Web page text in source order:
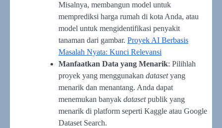
Misalnya, membangun model untuk
memprediksi harga rumah di kota Anda, atau
model untuk mengidentifikasi penyakit
tanaman dari gambar. Proyek AI Berbasis
Masalah Nyata: Kunci Relevansi
Manfaatkan Data yang Menarik: Pilihlah
proyek yang menggunakan datasetyang
menarik dan menantang. Anda dapat
menemukan banyak datasetpublik yang
menarik di platform seperti Kaggle atau Google
Dataset Search.